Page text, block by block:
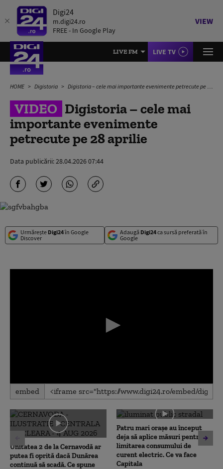
Digi24
m.digi24.ro
FREE - In Google Play
VIEW
LIVE FM LIVE TV
HOME Digistoria Digistoria – cele mai importante evenimente petrecute pe 28 aprilie
VIDEO Digistoria – cele mai
importante evenimente
petrecute pe 28 aprilie
Data publicării:28.04.2026 07:44
Urmărește Digi24în Google
Discover
Adaugă Digi24ca sursă preferată în
Google
0
seconds
0
seconds
embed
Unitatea 2 de la Cernavodă ar
putea fi oprită dacă Dunărea
continuă să scadă. Ce spune
Patru mari orașe au început
deja să aplice măsuri pentru
limitarea consumului de
curent electric. Ce va face
Capitala